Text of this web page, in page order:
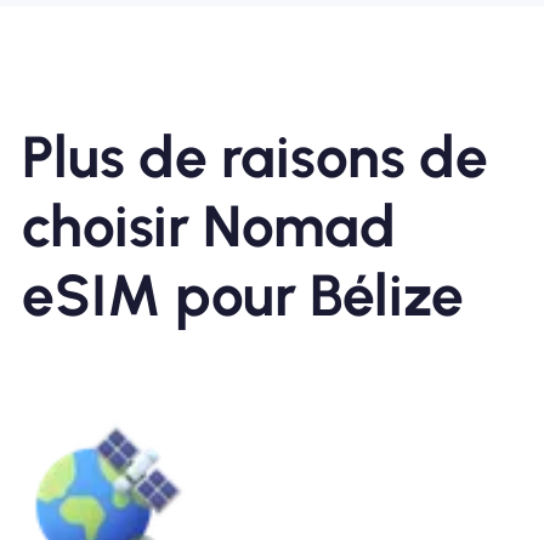
Plus de raisons de
choisir Nomad
eSIM pour Bélize